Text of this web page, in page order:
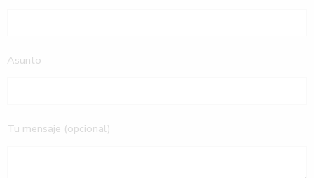
Asunto
Tu mensaje (opcional)